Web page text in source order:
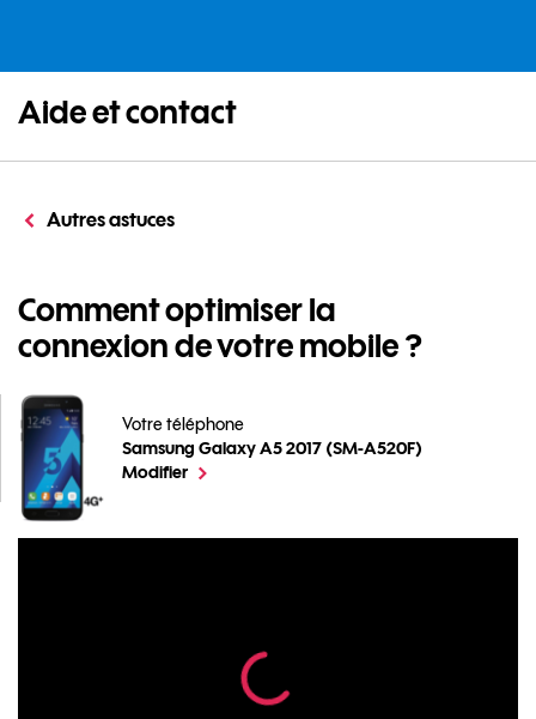
Aide et contact
Autres astuces
Comment optimiser la
connexion de votre mobile ?
Votre téléphone
Samsung Galaxy A5 2017 (SM-A520F)
Comment optimiser la connexion de votre mobile ?
Modifierle téléphone sélectionné